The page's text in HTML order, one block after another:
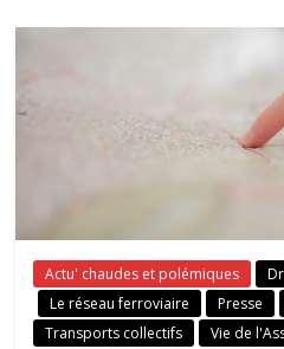
Actu' chaudes et polémiques
Le réseau ferroviaire
Presse
Transports collectifs
Vie de